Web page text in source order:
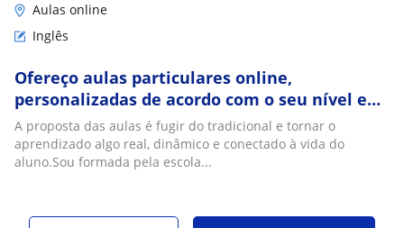
Aulas online
Inglês
Ofereço aulas particulares online,
personalizadas de acordo com o seu nível e
seus objetivos!
A proposta das aulas é fugir do tradicional e tornar o
aprendizado algo real, dinâmico e conectado à vida do
aluno.Sou formada pela escola...